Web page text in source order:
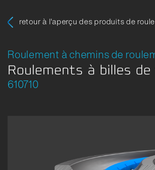
retour à l'aperçu des produits de
Roulement à chemins de
Roulements à billes
610710